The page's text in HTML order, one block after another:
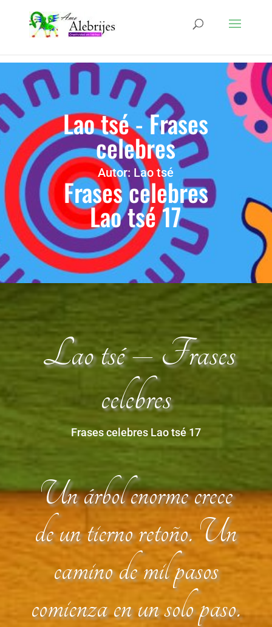
Lao tsé - Frases
celebres
Autor: Lao tsé
Frases celebres
Lao tsé 17
Lao tsé – Frases
celebres
Frases celebres Lao tsé 17
Un árbol enorme crece
de un tierno retoño. Un
camino de mil pasos
comienza en un solo paso.